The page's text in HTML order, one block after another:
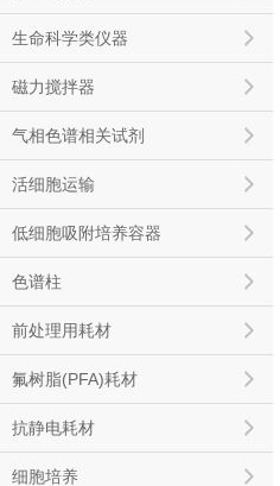
生命科学类仪器
磁力搅拌器
气相色谱相关试剂
活细胞运输
低细胞吸附培养容器
色谱柱
前处理用耗材
氟树脂(PFA)耗材
抗静电耗材
细胞培养